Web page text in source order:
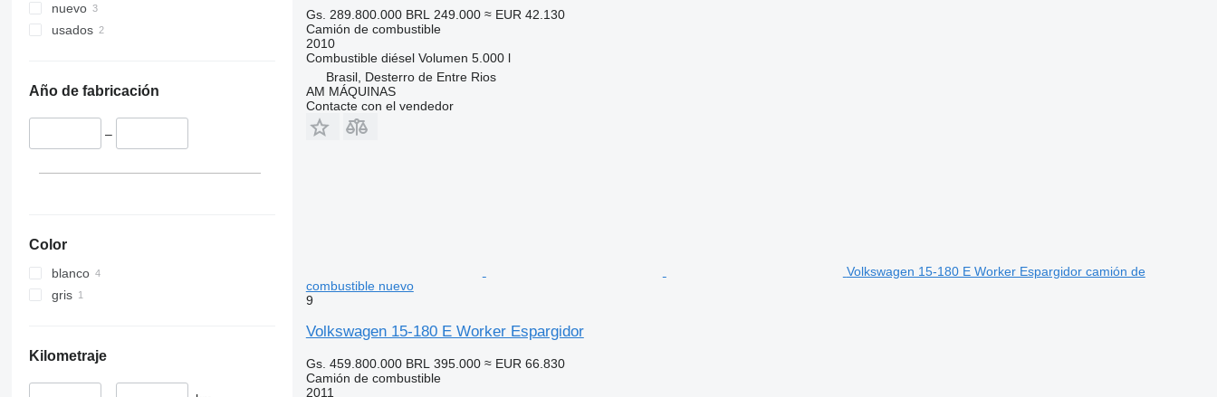
nuevo
usados
Año de fabricación
–
Color
blanco
gris
Kilometraje
Gs. 289.800.000 BRL 249.000 ≈ EUR 42.130
Camión de combustible
2010
Combustible diésel Volumen 5.000 l
Brasil, Desterro de Entre Rios
AM MÁQUINAS
Contacte con el vendedor
Volkswagen 15-180 E Worker Espargidor camión de
combustible nuevo
9
Volkswagen 15-180 E Worker Espargidor
Gs. 459.800.000 BRL 395.000 ≈ EUR 66.830
Camión de combustible
2011